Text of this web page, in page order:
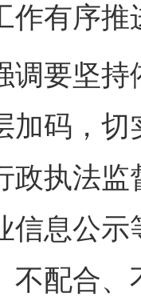
作有序推
要坚持
加码，
政执法
信息公
不配合